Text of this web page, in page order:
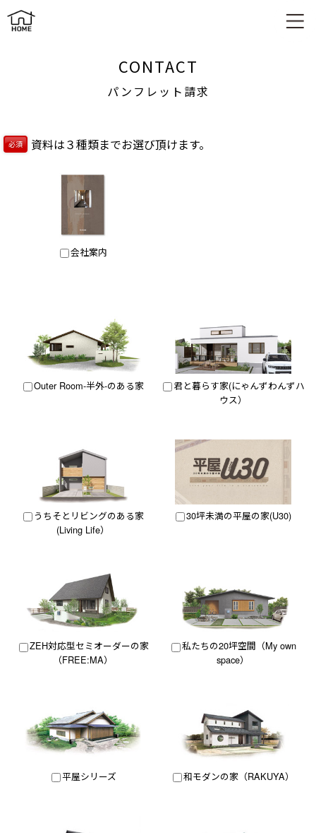
パンフレット請求
CONTACT
パンフレット請求
必須 資料は３種類までお選び頂けます。
会社案内
Outer Room-半外-のある家
君と暮らす家(にゃんずわんずハ
ウス）
うちそとリビングのある家
(Living Life）
30坪未満の平屋の家(U30)
ZEH対応型セミオーダーの家
（FREE:MA）
私たちの20坪空間（My own
space）
平屋シリーズ 和モダンの家（RAKUYA）